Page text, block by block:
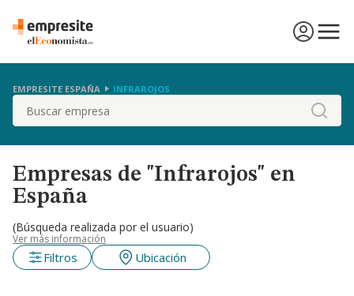
EMPRESITE ESPAÑA INFRAROJOS
Buscar
Empresas de "Infrarojos" en
España
(Búsqueda realizada por el usuario)
Ver más información
Filtros Ubicación